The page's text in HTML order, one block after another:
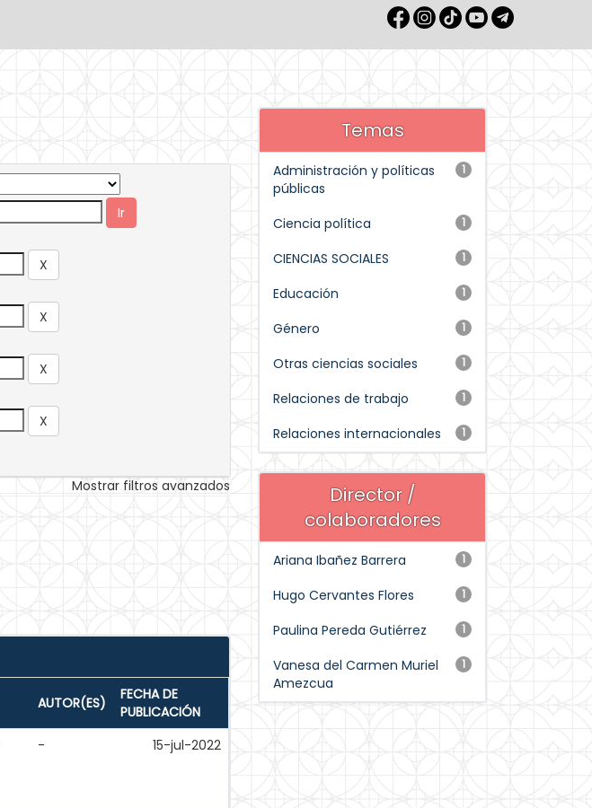
Mostrar filtros avanzados
AUTOR(ES)
FECHA DE
PUBLICACIÓN
- 15-jul-2022
Temas
1
Administración y políticas
públicas
1
Ciencia política
1
CIENCIAS SOCIALES
1
Educación
1
Género
1
Otras ciencias sociales
1
Relaciones de trabajo
1
Relaciones internacionales
Director /
colaboradores
1
Ariana Ibañez Barrera
1
Hugo Cervantes Flores
1
Paulina Pereda Gutiérrez
1
Vanesa del Carmen Muriel
Amezcua